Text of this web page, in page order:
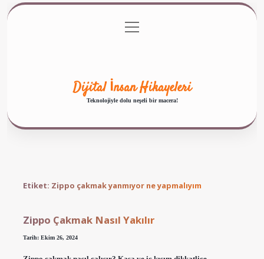
Gizlilik Politikası
menüyü
aç
Dijital İnsan Hikayeleri
Teknolojiyle dolu neşeli bir macera!
Etiket: Zippo çakmak yanmıyor ne yapmalıyım
Zippo Çakmak Nasıl Yakılır
Tarih: Ekim 26, 2024